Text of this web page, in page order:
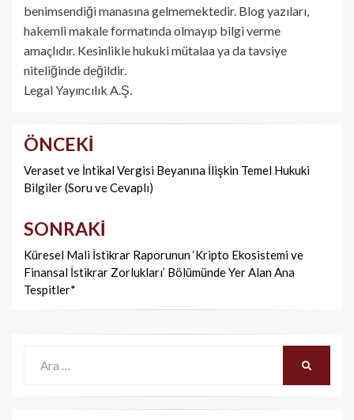
benimsendiği manasına gelmemektedir. Blog yazıları,
hakemli makale formatında olmayıp bilgi verme
amaçlıdır. Kesinlikle hukuki mütalaa ya da tavsiye
niteliğinde değildir.
Legal Yayıncılık A.Ş.
Yazı
dolaşımı
ÖNCEKI
Veraset ve İntikal Vergisi Beyanına İlişkin Temel Hukuki
Bilgiler (Soru ve Cevaplı)
SONRAKI
Küresel Mali İstikrar Raporunun ‘Kripto Ekosistemi ve
Finansal İstikrar Zorlukları’ Bölümünde Yer Alan Ana
Tespitler*